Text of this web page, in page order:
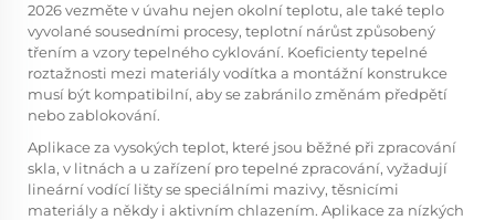
2026 vezměte v úvahu nejen okolní teplotu, ale také teplo
vyvolané sousedními procesy, teplotní nárůst způsobený
třením a vzory tepelného cyklování. Koeficienty tepelné
roztažnosti mezi materiály vodítka a montážní konstrukce
musí být kompatibilní, aby se zabránilo změnám předpětí
nebo zablokování.
Aplikace za vysokých teplot, které jsou běžné při zpracování
skla, v litnách a u zařízení pro tepelné zpracování, vyžadují
lineární vodící lišty se speciálními mazivy, těsnicími
materiály a někdy i aktivním chlazením. Aplikace za nízkých